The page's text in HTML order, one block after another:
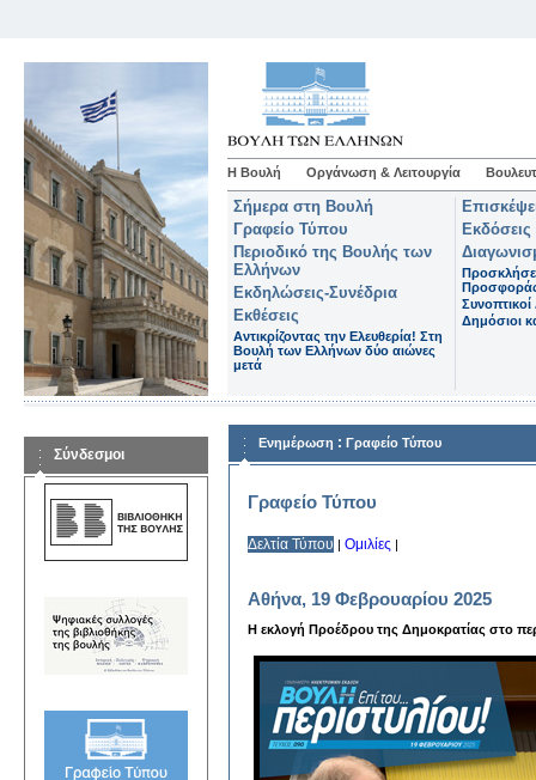
Η Βουλή Οργάνωση & Λειτουργία
Σήμερα στη Βουλή
Γραφείο Τύπου
Περιοδικό της Βουλής των
Ελλήνων
Εκδηλώσεις-Συνέδρια
Εκθέσεις
Αντικρίζοντας την Ελευθερία! Στη
Βουλή των Ελλήνων δύο αιώνες
μετά
Εκδόσεις
Δημόσιοι
Σύνδεσμοι
Ενημέρωση : Γραφείο Τύπου
Γραφείο Τύπου
Δελτία Τύπου | Ομιλίες |
Αθήνα, 19 Φεβρουαρίου 2025
Η εκλογή Προέδρου της Δημοκρατίας στο